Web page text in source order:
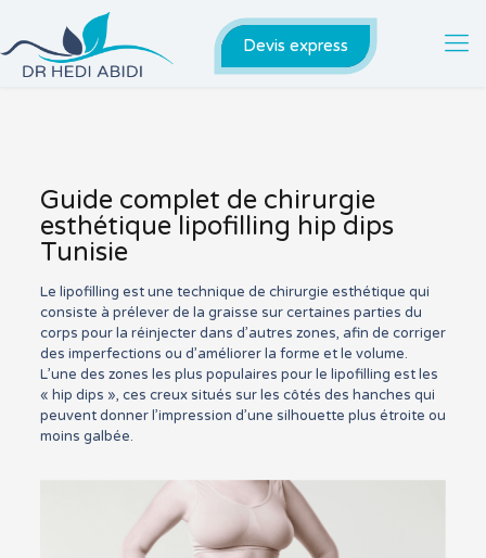
Devis express
Guide complet de chirurgie
esthétique lipofilling hip dips
Tunisie
Le lipofilling est une technique de chirurgie esthétique qui
consiste à prélever de la graisse sur certaines parties du
corps pour la réinjecter dans d’autres zones, afin de corriger
des imperfections ou d’améliorer la forme et le volume.
L’une des zones les plus populaires pour le lipofilling est les
« hip dips », ces creux situés sur les côtés des hanches qui
peuvent donner l’impression d’une silhouette plus étroite ou
moins galbée.